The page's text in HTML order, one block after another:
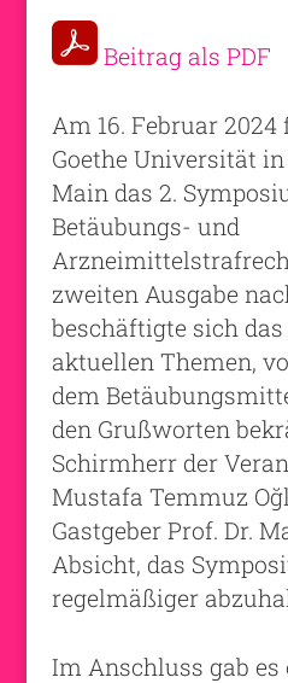
Beitrag als PDF
Am 16. Februar 2024
Goethe Universität
Main das 2.
Betäubungs- und
zweiten Ausgabe
beschäftigte sich
aktuellen Themen,
dem
den Grußworten
Schirmherr der
Mustafa Temmuz
Gastgeber Prof. Dr.
Absicht, das
regelmäßiger
Im Anschluss gab es